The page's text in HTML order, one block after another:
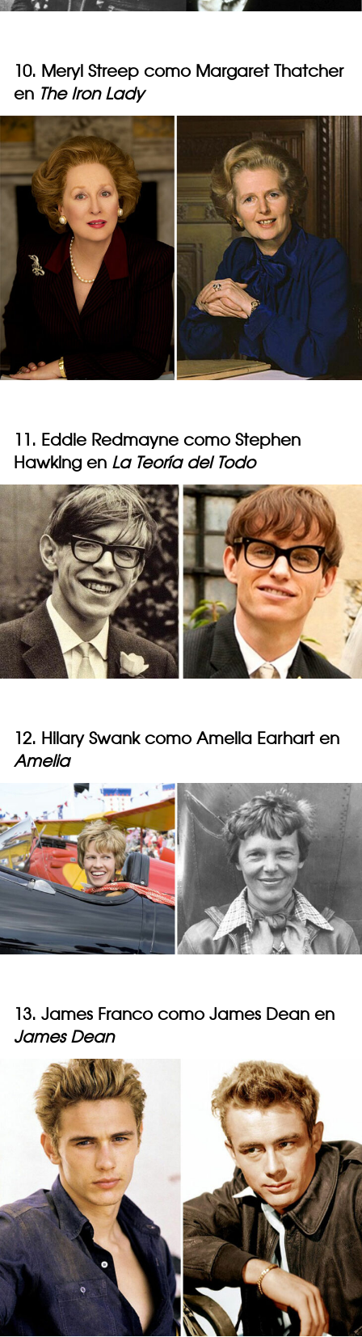
10. Meryl Streep como Margaret Thatcher
en The Iron Lady
11. Eddie Redmayne como Stephen
Hawking en La Teoría del Todo
12. Hilary Swank como Amelia Earhart en
Amelia
13. James Franco como James Dean en
James Dean